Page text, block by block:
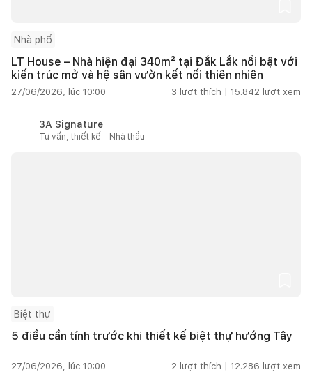
Nhà phố
LT House – Nhà hiện đại 340m² tại Đắk Lắk nổi bật với
kiến trúc mở và hệ sân vườn kết nối thiên nhiên
27/06/2026, lúc 10:00 3 lượt thích | 15.842 lượt xem
3A Signature
Tư vấn, thiết kế - Nhà thầu
Biệt thự
5 điều cần tính trước khi thiết kế biệt thự hướng Tây
27/06/2026, lúc 10:00 2 lượt thích | 12.286 lượt xem